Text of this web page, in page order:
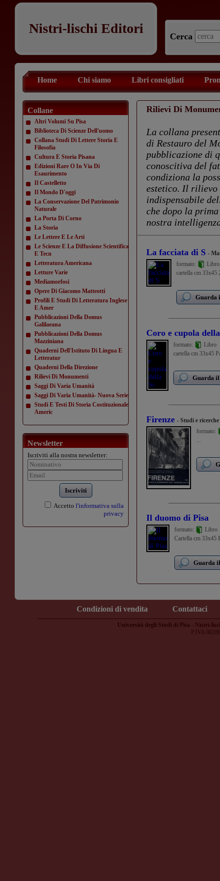
Nistri-lischi Editori
Cerca
Home Chi siamo Libri consigliati
Collane
Altri Volumi Su Pisa
Biblioteca Di Scienze Dell'uomo
Collana Studi Di Lettere Storia E
Filosofia
Cultura E Storia Pisana
Edizioni Rare O In Via Di
Esaurimento
Il Castelletto
Il Mondo D'oggi
La Conservazione Del Patrimonio
Naturale
La Porta Di Corno
La Storia
Le Lettere E Le Arti
Le Scienze E La Diffusione Scientifica
E Tecn
Letteratura Americana
Letture Varie
Mediamorfosi
Opere Di Giacomo Matteotti
Profili E Studi Di Letteratura Inglese
E Amer
Pubblicazioni Della Domus
Galilaeana
Pubblicazioni Della Domus
Mazziniana
Quaderni Dell'Istituto Di Lingua E
Letteratur
Quaderni Della Direzione
Rilievi Di Monumenti
Saggi Di Varia Umanità
Saggi Di Varia Umanità- Nuova Serie
Studi E Testi Di Storia Costituzionale
Americ
Newsletter
Iscriviti alla nostra newsletter:
Iscriviti
Accetto l'informativa sulla
privacy
Rilievi Di
La collana
di Restauro del
pubblicazione di
conoscitiva del
condiziona la
estetico. Il rilievo
indispensabile
che dopo la
nostra
La facciata di S -
formato:
Libro
cartella cm
Guarda
Coro e cupola
formato:
Libro
cartella cm 33x45
Guarda
Firenze - Studi e
formato:
...
Il duomo di Pisa
formato:
Libro
Cartella cm 33x45
Guarda
Condizioni di vendita Contattaci
Università degli Studi di Pisa - Nistri-
P.IVA